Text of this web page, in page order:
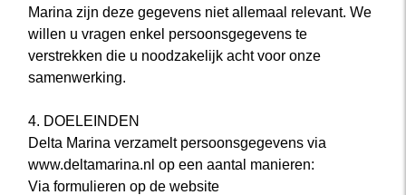
Marina zijn deze gegevens niet allemaal relevant. We
willen u vragen enkel persoonsgegevens te
verstrekken die u noodzakelijk acht voor onze
samenwerking.
4. DOELEINDEN
Delta Marina verzamelt persoonsgegevens via
www.deltamarina.nl op een aantal manieren:
Via formulieren op de website